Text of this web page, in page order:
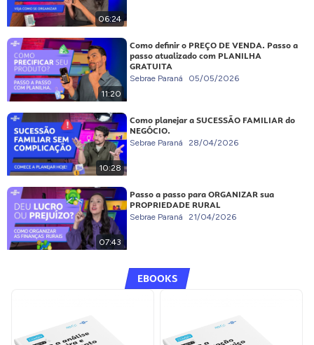
06:24
11:20
Como definir o PREÇO DE VENDA. Passo a
passo atualizado com PLANILHA
GRATUITA
Sebrae Paraná 05/05/2026
10:28
Como planejar a SUCESSÃO FAMILIAR do
NEGÓCIO.
Sebrae Paraná 28/04/2026
07:43
Passo a passo para ORGANIZAR sua
PROPRIEDADE RURAL
Sebrae Paraná 21/04/2026
EBOOKS